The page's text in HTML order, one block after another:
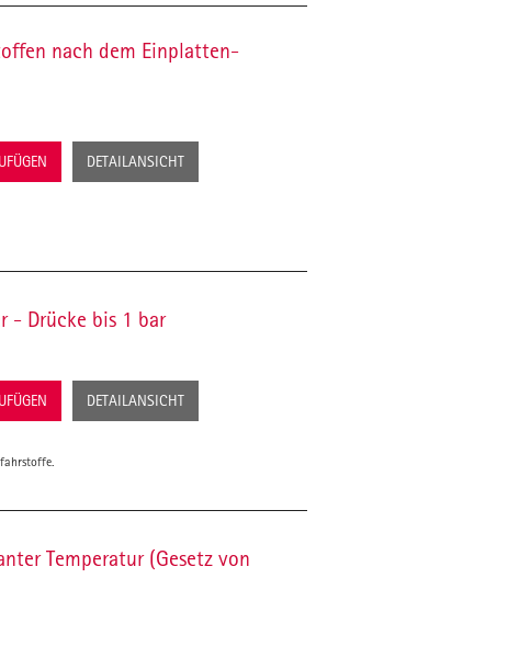
nach dem Einplatten-
DETAILANSICHT
- Drücke bis 1 bar
DETAILANSICHT
Temperatur (Gesetz von